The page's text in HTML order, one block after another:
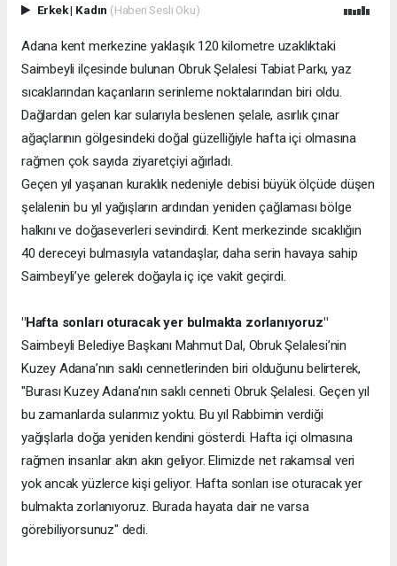
Erkek| Kadın (Haberi Sesli Oku)
Adana kent merkezine yaklaşık 120 kilometre uzaklıktaki
Saimbeyli ilçesinde bulunan Obruk Şelalesi Tabiat Parkı, yaz
sıcaklarından kaçanların serinleme noktalarından biri oldu.
Dağlardan gelen kar sularıyla beslenen şelale, asırlık çınar
ağaçlarının gölgesindeki doğal güzelliğiyle hafta içi olmasına
rağmen çok sayıda ziyaretçiyi ağırladı.
Geçen yıl yaşanan kuraklık nedeniyle debisi büyük ölçüde düşen
şelalenin bu yıl yağışların ardından yeniden çağlaması bölge
halkını ve doğaseverleri sevindirdi. Kent merkezinde sıcaklığın
40 dereceyi bulmasıyla vatandaşlar, daha serin havaya sahip
Saimbeyli’ye gelerek doğayla iç içe vakit geçirdi.
"Hafta sonları oturacak yer bulmakta zorlanıyoruz"
Saimbeyli Belediye Başkanı Mahmut Dal, Obruk Şelalesi’nin
Kuzey Adana’nın saklı cennetlerinden biri olduğunu belirterek,
"Burası Kuzey Adana’nın saklı cenneti Obruk Şelalesi. Geçen yıl
bu zamanlarda sularımız yoktu. Bu yıl Rabbimin verdiği
yağışlarla doğa yeniden kendini gösterdi. Hafta içi olmasına
rağmen insanlar akın akın geliyor. Elimizde net rakamsal veri
yok ancak yüzlerce kişi geliyor. Hafta sonları ise oturacak yer
bulmakta zorlanıyoruz. Burada hayata dair ne varsa
görebiliyorsunuz" dedi.